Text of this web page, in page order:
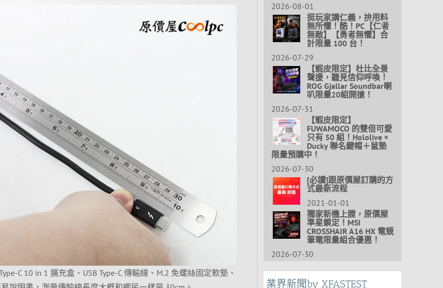
C 10 in 1 擴充盒、USB Type-C 傳輸線、M.2 免螺絲固定軟墊、
2026-08-01
挺玩家講仁義，拚用料
無所懼！酷！PC【仁者
無敵】【勇者無懼】合
計限量 100 台！
2026-07-29
【蝦皮限定】杜比全景
聲援，聽見信仰呼喚！
ROG Gjallar Soundbar喇
叭限量20組開搶！
2026-07-31
【蝦皮限定】
FUWAMOCO 的雙倍可愛
只有 50 組！Hololive ×
Ducky 聯名鍵帽＋鼠墊
限量預購中！
2026-07-30
[必讀]跟原價屋訂購的方
式最新流程
2021-01-01
獨家新機上膛，原價屋
準星鎖定！MSI
CROSSHAIR A16 HX 電競
筆電限量組合優惠！
2026-07-30
業界新聞by XFASTEST